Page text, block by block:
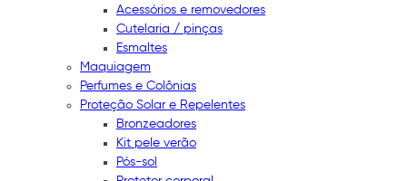
Acessórios e removedores
Cutelaria / pinças
Esmaltes
Maquiagem
Perfumes e Colônias
Proteção Solar e Repelentes
Bronzeadores
Kit pele verão
Pós-sol